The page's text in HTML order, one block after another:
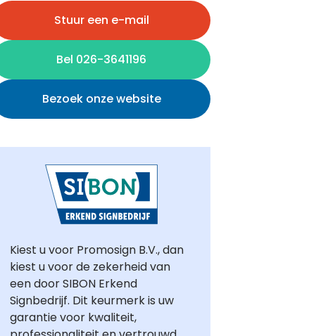
Stuur een e-mail
Bel 026-3641196
Bezoek onze website
Kiest u voor Promosign B.V., dan
kiest u voor de zekerheid van
een door SIBON Erkend
Signbedrijf. Dit keurmerk is uw
garantie voor kwaliteit,